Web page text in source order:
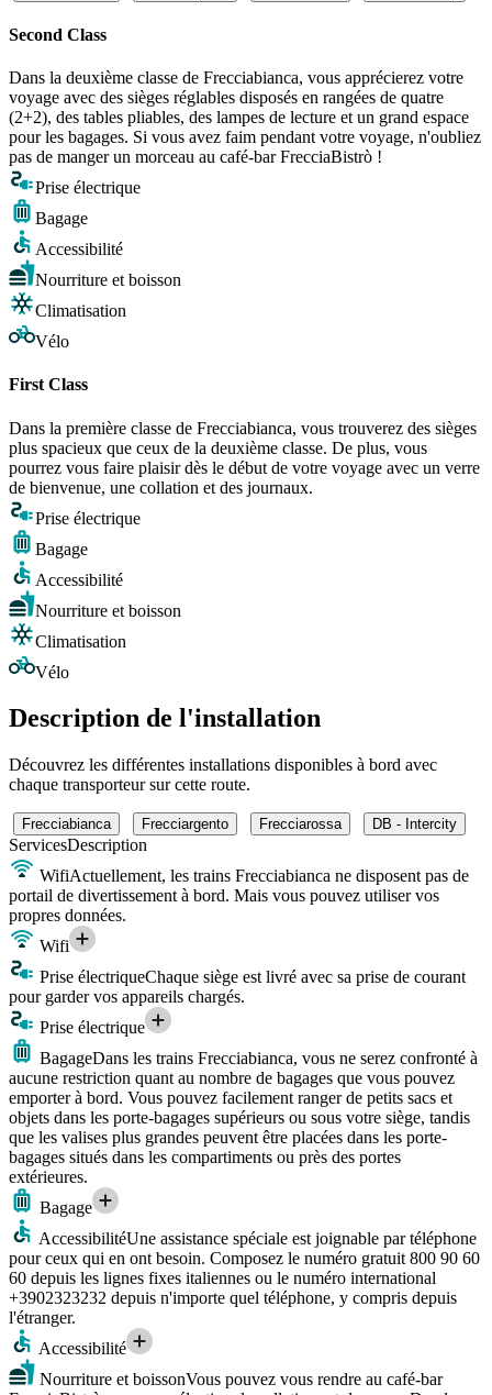
Second Class
Dans la deuxième classe de Frecciabianca, vous apprécierez votre
voyage avec des sièges réglables disposés en rangées de quatre
(2+2), des tables pliables, des lampes de lecture et un grand espace
pour les bagages. Si vous avez faim pendant votre voyage, n'oubliez
pas de manger un morceau au café-bar FrecciaBistrò !
Prise électrique
Bagage
Accessibilité
Nourriture et boisson
Climatisation
Vélo
First Class
Dans la première classe de Frecciabianca, vous trouverez des sièges
plus spacieux que ceux de la deuxième classe. De plus, vous
pourrez vous faire plaisir dès le début de votre voyage avec un verre
de bienvenue, une collation et des journaux.
Prise électrique
Bagage
Accessibilité
Nourriture et boisson
Climatisation
Vélo
Description de l'installation
Découvrez les différentes installations disponibles à bord avec
chaque transporteur sur cette route.
Frecciabianca Frecciargento Frecciarossa DB - Intercity
ServicesDescription
WifiActuellement, les trains Frecciabianca ne disposent pas de
portail de divertissement à bord. Mais vous pouvez utiliser vos
propres données.
Wifi
Prise électriqueChaque siège est livré avec sa prise de courant
pour garder vos appareils chargés.
Prise électrique
BagageDans les trains Frecciabianca, vous ne serez confronté à
aucune restriction quant au nombre de bagages que vous pouvez
emporter à bord. Vous pouvez facilement ranger de petits sacs et
objets dans les porte-bagages supérieurs ou sous votre siège, tandis
que les valises plus grandes peuvent être placées dans les porte-
bagages situés dans les compartiments ou près des portes
extérieures.
Bagage
AccessibilitéUne assistance spéciale est joignable par téléphone
pour ceux qui en ont besoin. Composez le numéro gratuit 800 90 60
60 depuis les lignes fixes italiennes ou le numéro international
+3902323232 depuis n'importe quel téléphone, y compris depuis
l'étranger.
Accessibilité
Nourriture et boissonVous pouvez vous rendre au café-bar